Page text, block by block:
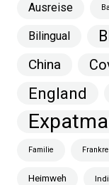
Ausreise
Bilingual
China
England
Familie
Heimweh